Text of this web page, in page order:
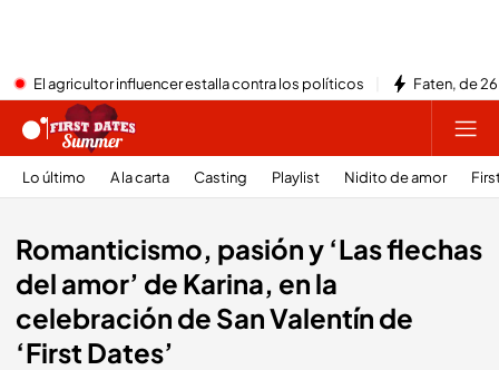
El agricultor influencer estalla contra los políticos Faten, de
Lo último A la carta Casting Playlist Nidito de amor
Romanticismo, pasión y ‘Las flechas
del amor’ de Karina, en la
celebración de San Valentín de
‘First Dates’